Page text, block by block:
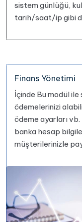
sistem günlüğü,
tarih/saat/ip gibi
Finans Yönetimi
İçinde Bu modül ile
ödemelerinizi
ödeme ayarları
banka hesap
müşterilerinizle